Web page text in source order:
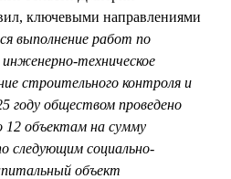
ключевыми направлениями
выполнение работ по
техническое
строительного контроля и
году обществом проведено
12 объектам на сумму
следующим социально-
объект